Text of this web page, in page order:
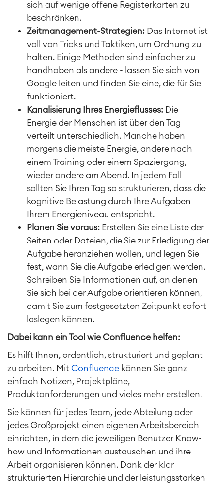
Work Management
Projektmanagement
Zeiterfassung, Planung und
Überstunden
Geschäftsprozesse
LMS / eLearning
ERP Solutions
Reports und Dashboards
Agile & DevOps
DevOps
Requirements Management
sich auf wenige offene Registerkarten zu
beschränken.
Zeitmanagement-Strategien: Das Internet ist
voll von Tricks und Taktiken, um Ordnung zu
halten. Einige Methoden sind einfacher zu
handhaben als andere - lassen Sie sich von
Google leiten und finden Sie eine, die für Sie
funktioniert.
Kanalisierung Ihres Energieflusses: Die
Energie der Menschen ist über den Tag
verteilt unterschiedlich. Manche haben
morgens die meiste Energie, andere nach
einem Training oder einem Spaziergang,
wieder andere am Abend. In jedem Fall
sollten Sie Ihren Tag so strukturieren, dass die
kognitive Belastung durch Ihre Aufgaben
Ihrem Energieniveau entspricht.
Planen Sie voraus: Erstellen Sie eine Liste der
Seiten oder Dateien, die Sie zur Erledigung der
Aufgabe heranziehen wollen, und legen Sie
fest, wann Sie die Aufgabe erledigen werden.
Schreiben Sie Informationen auf, an denen
Sie sich bei der Aufgabe orientieren können,
damit Sie zum festgesetzten Zeitpunkt sofort
loslegen können.
Dabei kann ein Tool wie Confluence helfen:
Es hilft Ihnen, ordentlich, strukturiert und geplant
zu arbeiten. Mit Confluence können Sie ganz
einfach Notizen, Projektpläne,
Produktanforderungen und vieles mehr erstellen.
Sie können für jedes Team, jede Abteilung oder
jedes Großprojekt einen eigenen Arbeitsbereich
einrichten, in dem die jeweiligen Benutzer Know-
how und Informationen austauschen und ihre
Arbeit organisieren können. Dank der klar
strukturierten Hierarchie und der leistungsstarken